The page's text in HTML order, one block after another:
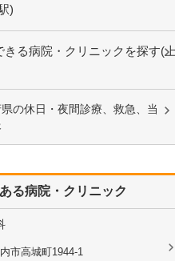
)
きる病院・クリニックを探す(上
の休日・夜間診療、救急、当
る病院・クリニック
市高城町1944-1